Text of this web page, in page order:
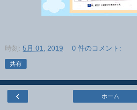
時刻: 5月 01, 2019 0 件のコメント:
共有
‹ ホーム